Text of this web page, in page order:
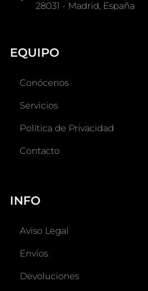
28031 - Madrid, España
EQUIPO
Conócenos
Servicios
Política de Privacidad
Contacto
INFO
Aviso Legal
Envíos
Devoluciones